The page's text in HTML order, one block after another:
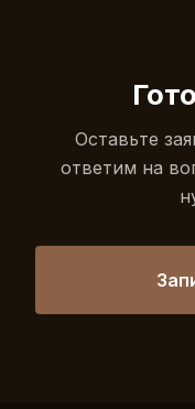
Оставьте
ответим на